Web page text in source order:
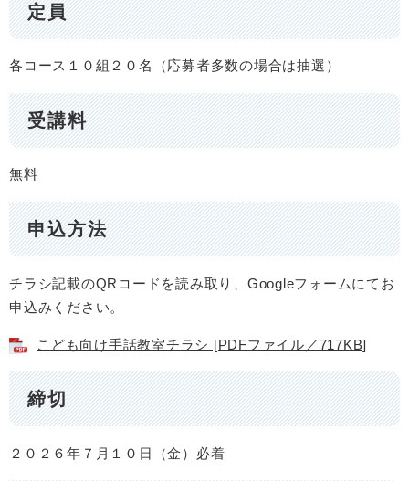
定員
各コース１０組２０名（応募者多数の場合は抽選）
受講料
無料
申込方法
チラシ記載のQRコードを読み取り、Googleフォームにてお
申込みください。
こども向け手話教室チラシ [PDFファイル／717KB]
締切
２０２６年７月１０日（金）必着